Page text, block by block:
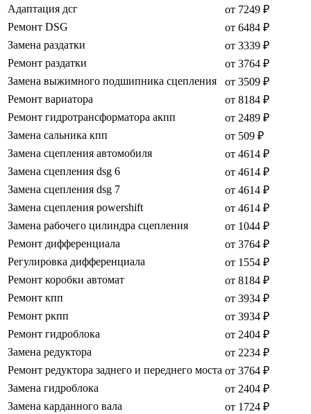
Адаптация дсг
от 7249 ₽
Ремонт DSG
от 6484 ₽
Замена раздатки
от 3339 ₽
Ремонт раздатки
от 3764 ₽
Замена выжимного подшипника сцепления
от 3509 ₽
Ремонт вариатора
от 8184 ₽
Ремонт гидротрансформатора акпп
от 2489 ₽
Замена сальника кпп
от 509 ₽
Замена сцепления автомобиля
от 4614 ₽
Замена сцепления dsg 6
от 4614 ₽
Замена сцепления dsg 7
от 4614 ₽
Замена сцепления powershift
от 4614 ₽
Замена рабочего цилиндра сцепления
от 1044 ₽
Ремонт дифференциала
от 3764 ₽
Регулировка дифференциала
от 1554 ₽
Ремонт коробки автомат
от 8184 ₽
Ремонт кпп
от 3934 ₽
Ремонт ркпп
от 3934 ₽
Ремонт гидроблока
от 2404 ₽
Замена редуктора
от 2234 ₽
Ремонт редуктора заднего и переднего моста от 3764 ₽
Замена гидроблока
от 2404 ₽
Замена карданного вала
от 1724 ₽